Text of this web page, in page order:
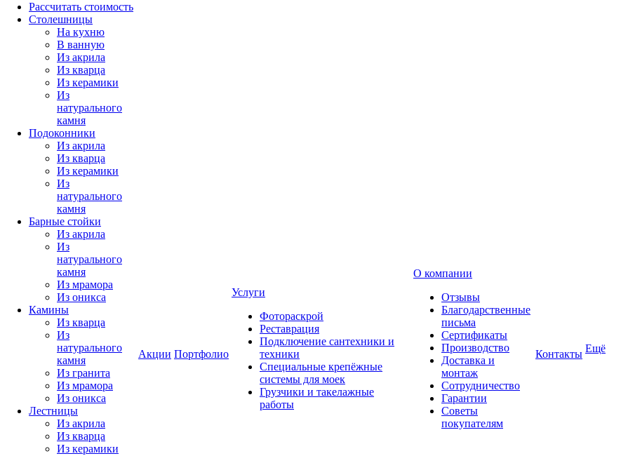
Рассчитать стоимость
Столешницы
На кухню
В ванную
Из акрила
Из кварца
Из керамики
Из
натурального
камня
Подоконники
Из акрила
Из кварца
Из керамики
Из
натурального
камня
Барные стойки
Из акрила
Из
натурального
камня
Из мрамора
Из оникса
Камины
Из кварца
Из
натурального
камня
Из гранита
Из мрамора
Из оникса
Лестницы
Из акрила
Из кварца
Из керамики
Акции Портфолио
Услуги
Фотораскрой
Реставрация
Подключение сантехники и
техники
Специальные крепёжные
системы для моек
Грузчики и такелажные
работы
О компании
Отзывы
Благодарственные
письма
Сертификаты
Производство
Доставка и
монтаж
Сотрудничество
Гарантии
Советы
покупателям
Контакты Ещё